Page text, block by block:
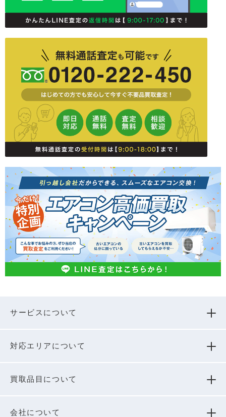
サービスについて
対応エリアについて
買取品⽬について
会社について